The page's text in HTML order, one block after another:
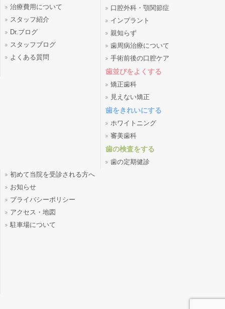
治療費用について
スタッフ紹介
Dr.ブログ
スタッフブログ
よくある質問
口腔外科・顎関節症
インプラント
親知らず
歯周病治療について
手術前後の口腔ケア
歯並びをよくする
矯正歯科
見えない矯正
歯をきれいにする
ホワイトニング
審美歯科
歯の検査をする
歯の定期健診
初めて当院を受診される方へ
お知らせ
プライバシーポリシー
アクセス・地図
駐車場について